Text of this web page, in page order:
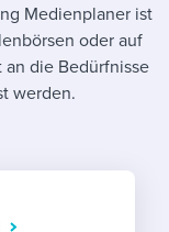
work
others
templates
& events
stories
Medienplaner ist
oder auf
die Bedürfnisse
werden.